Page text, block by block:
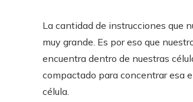
La cantidad de instrucciones que
muy grande. Es por eso que
encuentra dentro de nuestras
compactado para concentrar esa
célula.